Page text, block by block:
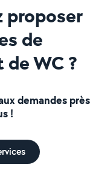
proposer
de
WC ?
demandes près
!